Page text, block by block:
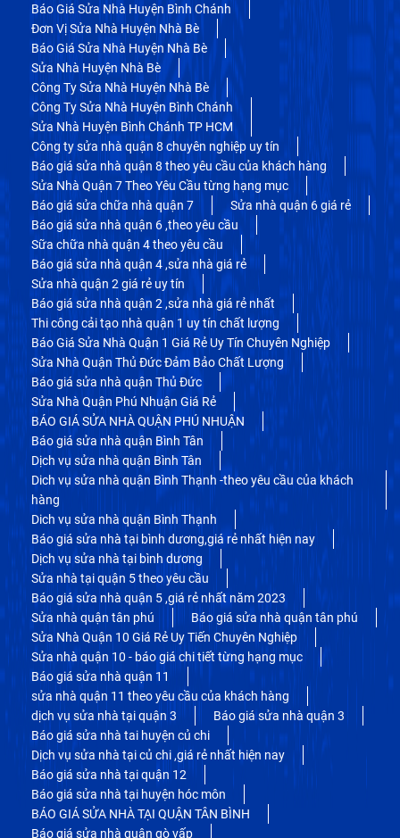
Báo Giá Sửa Nhà Huyện Bình Chánh
Đơn Vị Sửa Nhà Huyện Nhà Bè
Báo Giá Sửa Nhà Huyện Nhà Bè
Sửa Nhà Huyện Nhà Bè
Công Ty Sửa Nhà Huyện Nhà Bè
Công Ty Sửa Nhà Huyện Bình Chánh
Sửa Nhà Huyện Bình Chánh TP HCM
Công ty sửa nhà quận 8 chuyên nghiệp uy tín
Báo giá sửa nhà quận 8 theo yêu cầu của khách hàng
Sửa Nhà Quận 7 Theo Yêu Cầu từng hạng mục
Báo giá sửa chữa nhà quận 7
Sửa nhà quận 6 giá rẻ
Báo giá sửa nhà quận 6 ,theo yêu cầu
Sữa chữa nhà quận 4 theo yêu cầu
Báo giá sửa nhà quận 4 ,sửa nhà giá rẻ
Sửa nhà quận 2 giá rẻ uy tín
Báo giá sửa nhà quận 2 ,sửa nhà giá rẻ nhất
Thi công cải tạo nhà quận 1 uy tín chất lượng
Báo Giá Sửa Nhà Quận 1 Giá Rẻ Uy Tín Chuyên Nghiệp
Sửa Nhà Quận Thủ Đức Đảm Bảo Chất Lượng
Báo giá sửa nhà quận Thủ Đức
Sửa Nhà Quận Phú Nhuận Giá Rẻ
BÁO GIÁ SỬA NHÀ QUẬN PHÚ NHUẬN
Báo giá sửa nhà quận Bình Tân
Dịch vụ sửa nhà quận Bình Tân
Dich vụ sửa nhà quận Bình Thạnh -theo yêu cầu của khách
hàng
Dich vụ sửa nhà quận Bình Thạnh
Báo giá sửa nhà tại bình dương,giá rẻ nhất hiện nay
Dịch vụ sửa nhà tại bình dương
Sửa nhà tại quận 5 theo yêu cầu
Báo giá sửa nhà quận 5 ,giá rẻ nhất năm 2023
Sửa nhà quận tân phú
Báo giá sửa nhà quận tân phú
Sửa Nhà Quận 10 Giá Rẻ Uy Tiến Chuyên Nghiệp
Sửa nhà quận 10 - báo giá chi tiết từng hạng mục
Báo giá sửa nhà quận 11
sửa nhà quận 11 theo yêu cầu của khách hàng
dịch vụ sửa nhà tại quận 3
Báo giá sửa nhà quận 3
Báo giá sửa nhà tai huyện củ chi
Dịch vụ sửa nhà tại củ chi ,giá rẻ nhất hiện nay
Báo giá sửa nhà tại quận 12
Báo giá sửa nhà tại huyện hóc môn
BÁO GIÁ SỬA NHÀ TẠI QUẬN TÂN BÌNH
Báo giá sửa nhà quận gò vấp